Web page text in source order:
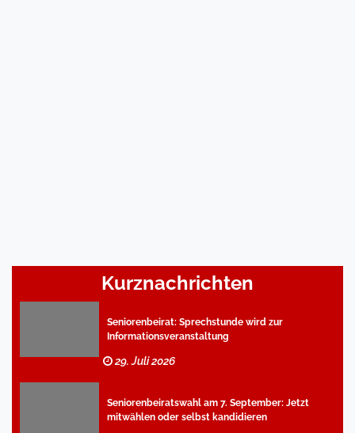
Kurznachrichten
Seniorenbeirat: Sprechstunde wird zur
Informationsveranstaltung
29. Juli 2026
Seniorenbeiratswahl am 7. September: Jetzt
mitwählen oder selbst kandidieren